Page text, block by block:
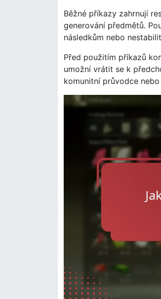
Běžné příkazy zahrnují
generování předmětů.
následkům nebo
Před použitím příkazů
umožní vrátit se k
komunitní průvodce